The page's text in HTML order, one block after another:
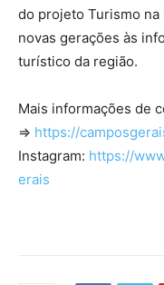
do projeto Turismo na
novas gerações às
turístico da região.
Mais informações de
=> https://
Instagram: https://
erais